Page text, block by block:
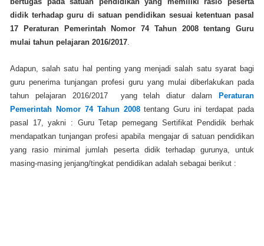
didik terhadap guru di satuan pendidikan sesuai ketentuan pasal
17 Peraturan Pemerintah Nomor 74 Tahun 2008 tentang Guru
mulai tahun pelajaran 2016/2017
Adapun, salah satu hal penting yang menjadi salah satu syarat bagi
guru penerima tunjangan profesi guru yang mulai diberlakukan pada
tahun pelajaran 2016/2017 yang telah diatur dalam Peraturan
Pemerintah Nomor 74 Tahun 2008tentang Guru ini terdapat pada
pasal 17, yakni : Guru Tetap pemegang Sertifikat Pendidik berhak
mendapatkan tunjangan profesi apabila mengajar di satuan pendidikan
yang rasio minimal jumlah peserta didik terhadap gurunya, untuk
masing-masing jenjang/tingkat pendidikan adalah sebagai berikut :